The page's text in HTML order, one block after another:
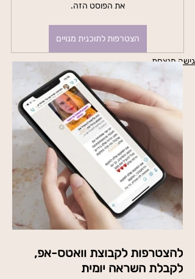
את הפוסט הזה.
הצטרפות לתוכנית מנויים
גישה מנצחת
להצטרפות לקבוצת וואטס-אפ,
לקבלת השראה יומית